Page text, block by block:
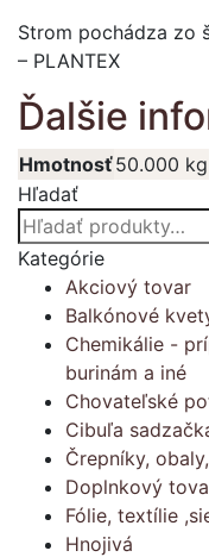
Strom pochádza zo
– PLANTEX
Ďalšie
Hmotnosť50.000 kg
Hľadať
Hľadať:
Kategórie
Akciový tovar
Balkónové
Chemikálie -
burinám a iné
Chovateľské
Cibuľa
Črepníky,
Doplnkový
Fólie, textílie
Hnojivá